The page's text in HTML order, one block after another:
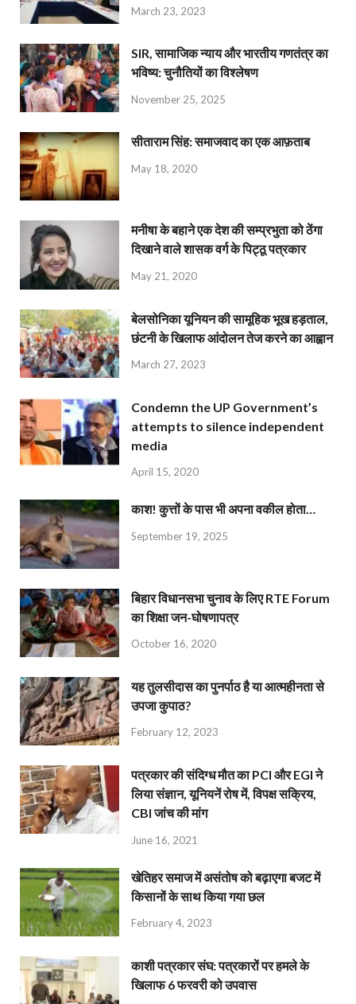
March 23, 2023
SIR, सामाजिक न्याय और भारतीय गणतंत्र का
भविष्य: चुनौतियों का विश्लेषण
November 25, 2025
सीताराम सिंह: समाजवाद का एक आफ़ताब
May 18, 2020
मनीषा के बहाने एक देश की सम्प्रभुता को ठेंगा
दिखाने वाले शासक वर्ग के पिट्ठू पत्रकार
May 21, 2020
बेलसोनिका यूनियन की सामूहिक भूख हड़ताल,
छंटनी के खिलाफ आंदोलन तेज करने का आह्वान
March 27, 2023
Condemn the UP Government’s
attempts to silence independent
media
April 15, 2020
काश! कुत्तों के पास भी अपना वकील होता…
September 19, 2025
बिहार विधानसभा चुनाव के लिए RTE Forum
का शिक्षा जन-घोषणापत्र
October 16, 2020
यह तुलसीदास का पुनर्पाठ है या आत्महीनता से
उपजा कुपाठ?
February 12, 2023
पत्रकार की संदिग्ध मौत का PCI और EGI ने
लिया संज्ञान, यूनियनें रोष में, विपक्ष सक्रिय,
CBI जांच की मांग
June 16, 2021
खेतिहर समाज में असंतोष को बढ़ाएगा बजट में
किसानों के साथ किया गया छल
February 4, 2023
काशी पत्रकार संघ: पत्रकारों पर हमले के
खिलाफ 6 फरवरी को उपवास